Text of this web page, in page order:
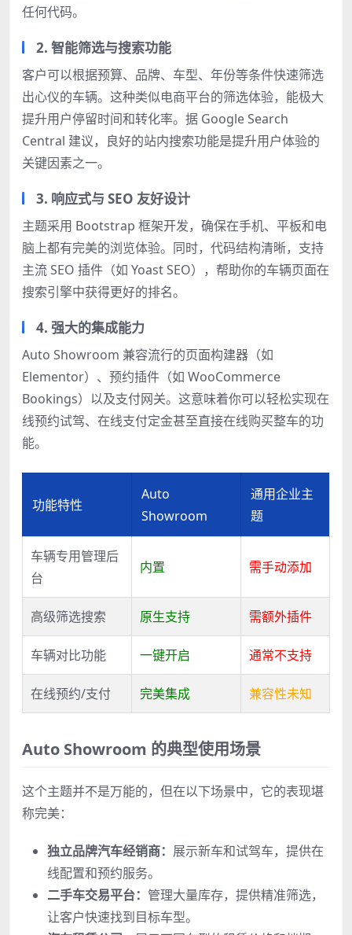
任何代码。
2. 智能筛选与搜索功能
客户可以根据预算、品牌、车型、年份等条件快速筛选
出心仪的车辆。这种类似电商平台的筛选体验，能极大
提升用户停留时间和转化率。据 Google Search
Central 建议，良好的站内搜索功能是提升用户体验的
关键因素之一。
3. 响应式与 SEO 友好设计
主题采用 Bootstrap 框架开发，确保在手机、平板和电
脑上都有完美的浏览体验。同时，代码结构清晰，支持
主流 SEO 插件（如 Yoast SEO），帮助你的车辆页面在
搜索引擎中获得更好的排名。
4. 强大的集成能力
Auto Showroom 兼容流行的页面构建器（如
Elementor）、预约插件（如 WooCommerce
Bookings）以及支付网关。这意味着你可以轻松实现在
线预约试驾、在线支付定金甚至直接在线购买整车的功
能。
功能特性
Auto
Showroom
通用企业主
题
车辆专用管理后
台
内置 需手动添加
高级筛选搜索 原生支持 需额外插件
车辆对比功能 一键开启 通常不支持
在线预约/支付 完美集成 兼容性未知
Auto Showroom 的典型使用场景
这个主题并不是万能的，但在以下场景中，它的表现堪
称完美：
独立品牌汽车经销商： 展示新车和试驾车，提供在
线配置和预约服务。
二手车交易平台： 管理大量库存，提供精准筛选，
让客户快速找到目标车型。